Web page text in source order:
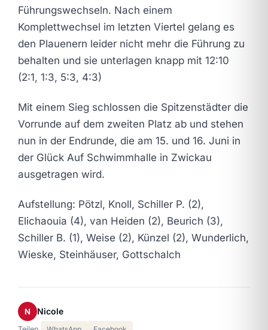
Führungswechseln. Nach einem
Komplettwechsel im letzten Viertel gelang es
den Plauenern leider nicht mehr die Führung zu
behalten und sie unterlagen knapp mit 12:10
(2:1, 1:3, 5:3, 4:3)
Mit einem Sieg schlossen die Spitzenstädter die
Vorrunde auf dem zweiten Platz ab und stehen
nun in der Endrunde, die am 15. und 16. Juni in
der Glück Auf Schwimmhalle in Zwickau
ausgetragen wird.
Aufstellung: Pötzl, Knoll, Schiller P. (2),
Elichaouia (4), van Heiden (2), Beurich (3),
Schiller B. (1), Weise (2), Künzel (2), Wunderlich,
Wieske, Steinhäuser, Gottschalch
N Nicole